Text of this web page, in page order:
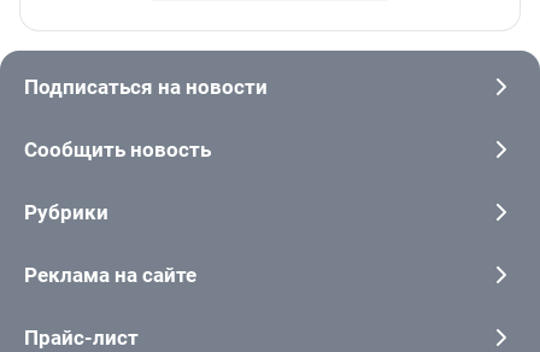
Подписаться на новости
Сообщить новость
Рубрики
Реклама на сайте
Прайс-лист